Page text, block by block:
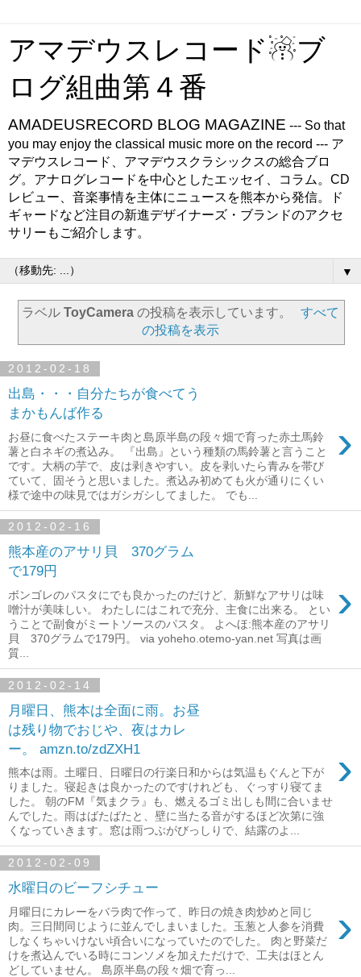
アマデウスレコード☃ブ
ログ組曲第４番
AMADEUSRECORD BLOG MAGAZINE --- So that
you may enjoy the classical music more on the record --- ア
マデウスレコード、アマデウスクラシックスの総合ブロ
グ。アナログレコードを中心としたエッセイ、コラム。CD
レビュー、音楽事情を主体にニュースを熊本から発信。ド
ギャードなど注目の新進デザイナーズ・ブランドのアクセ
サリーもご紹介します。
▼
ラベルToyCamera の投稿を表示しています。
すべて
の投稿を表示
2012-02-18
出島・・・自分たちが食べてう
まかもんば作る
›
お昼に食べたステーキ肉と島原半島の段々畑で育った赤土馬鈴
薯と白ネギの煮込み。 『出島』という種類の馬鈴薯と言うこと
です。大柄の芋で、皮は剥きやすい。皮を剥いたら青みを帯び
ていて、固そうと思いました。煮込み初めても火が通りにくい
様で途中の味見ではガシガシしてました。 でも...
2012-02-16
熊本産のアサリ貝 370グラム
で179円
›
ボンゴレのパスタにでも良かったのだけど、新鮮なアサリは味
噌汁が美味しい。 わたしにはこれで充分、主食に出来る。 とい
うことで副食がミートソースのパスタ。 よへほ:熊本産のアサリ
貝 370グラムで179円。 via yoheho.otemo-yan.net 写真は画
質...
2012-02-14
月曜日、熊本は全面に雨。お昼
は残り物でおじや、夜はカレ
ー。 amzn.to/zdZXH1
›
熊本は雨。土曜日、日曜日の行楽日和からは気温もぐんと下が
りました。寝起きは良かったのですけれども、ぐっすり寝てま
した。 朝のFM『気まクラ』も、燃えるゴミ出しも間に合いませ
んでした。雨はばたばたと、壁に当たる音がするほど次第に強
くなっていきます。窓は雨つぶがびっしりで、結露のよ...
2012-02-09
水曜日のビーフシチュー
›
月曜日にカレーをバラ肉で作って、昨日の焼き肉炒めと同じ
肉。三日間同じように並んでしまいました。玉葱と人参を消費
しなくちゃいけない頃合いになっていたのでした。 肉と野菜だ
けを煮込んでいる時にコンソメを加えただけで、工夫はほとん
どしていません。 島原半島の段々畑で育っ...